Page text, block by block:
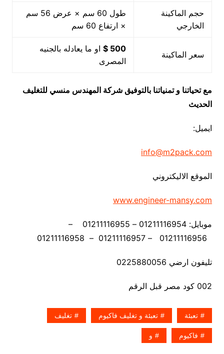
حجم الماكينة
الخارجي
طول 60 سم × عرض 56 سم
× ارتفاع 60 سم
سعر الماكينة
500 $
او ما يعادله بالجنيه
المصرى
مع تحياتنا و تمنياتنا بالتوفيق شركة المهندس منسي للتغليف
الحديث
ايميل:
info@m2pack.com
الموقع الاليكتروني
www.engineer-mansy.com
موبايل: 01211116954 – 01211116955 –
تليفون ارضي 0225880056
002 كود مصر قبل الرقم
تعبئة تعبئة و تغليف فاكيوم تغليف
فاكيوم و